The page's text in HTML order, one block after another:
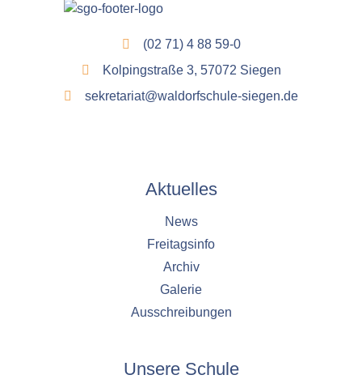
(02 71) 4 88 59-0
Kolpingstraße 3, 57072 Siegen
sekretariat@waldorfschule-siegen.de
Aktuelles
News
Freitagsinfo
Archiv
Galerie
Ausschreibungen
Unsere Schule